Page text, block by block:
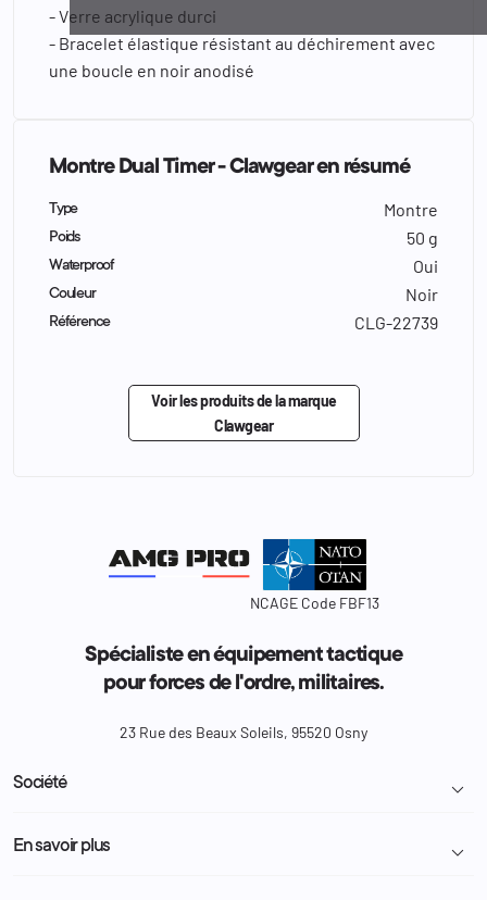
- Verre acrylique durci
- Bracelet élastique résistant au déchirement avec
une boucle en noir anodisé
Montre Dual Timer - Clawgear en résumé
Type Montre
Poids 50 g
Waterproof Oui
Couleur Noir
Référence CLG-22739
Voir les produits de la marque
Clawgear
NCAGE Code FBF13
Spécialiste en équipement tactique
pour forces de l'ordre, militaires.
23 Rue des Beaux Soleils, 95520 Osny
Société 
Livraison et retour colis
En savoir plus 